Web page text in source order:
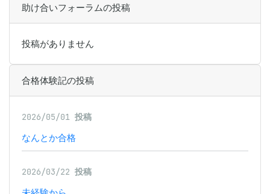
助け合いフォーラムの投稿
投稿がありません
合格体験記の投稿
2026/05/01 投稿
なんとか合格
2026/03/22 投稿